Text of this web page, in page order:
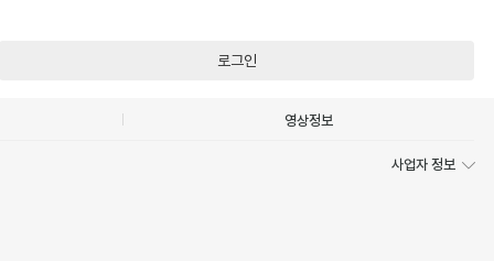
로그인
영상정보
사업자 정보